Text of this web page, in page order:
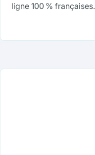
ligne 100 % françaises.